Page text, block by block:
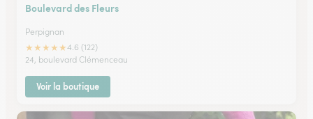
Boulevard des Fleurs
Perpignan
★★★★★4.6 (122)
24, boulevard Clémenceau
Voir la boutique